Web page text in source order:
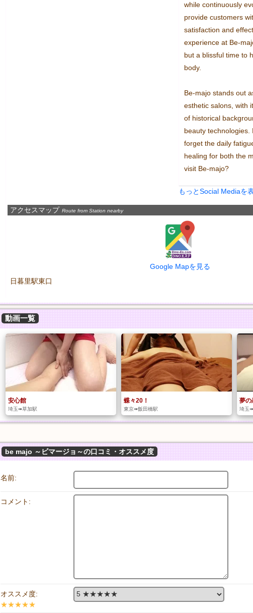
while continuously
provide customers
satisfaction and
experience at Be-
but a blissful time to
body.
Be-majo stands out
esthetic salons, with
of historical
beauty
forget the daily
healing for both the
visit Be-majo?
もっとSocial Mediaを
アクセスマップ Route from Station nearby
Google Mapを見る
日暮里駅東口
動画一覧
安心館
埼玉➠草加駅
蝶々20！
東京➠飯田橋駅
夢の
埼玉
be majo ～ビマージョ～の口コミ・オススメ度
名前:
コメント:
オススメ度:
★★★★★